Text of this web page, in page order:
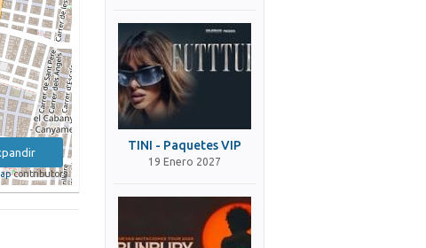
contributors
TINI - Paquetes VIP
19 Enero 2027